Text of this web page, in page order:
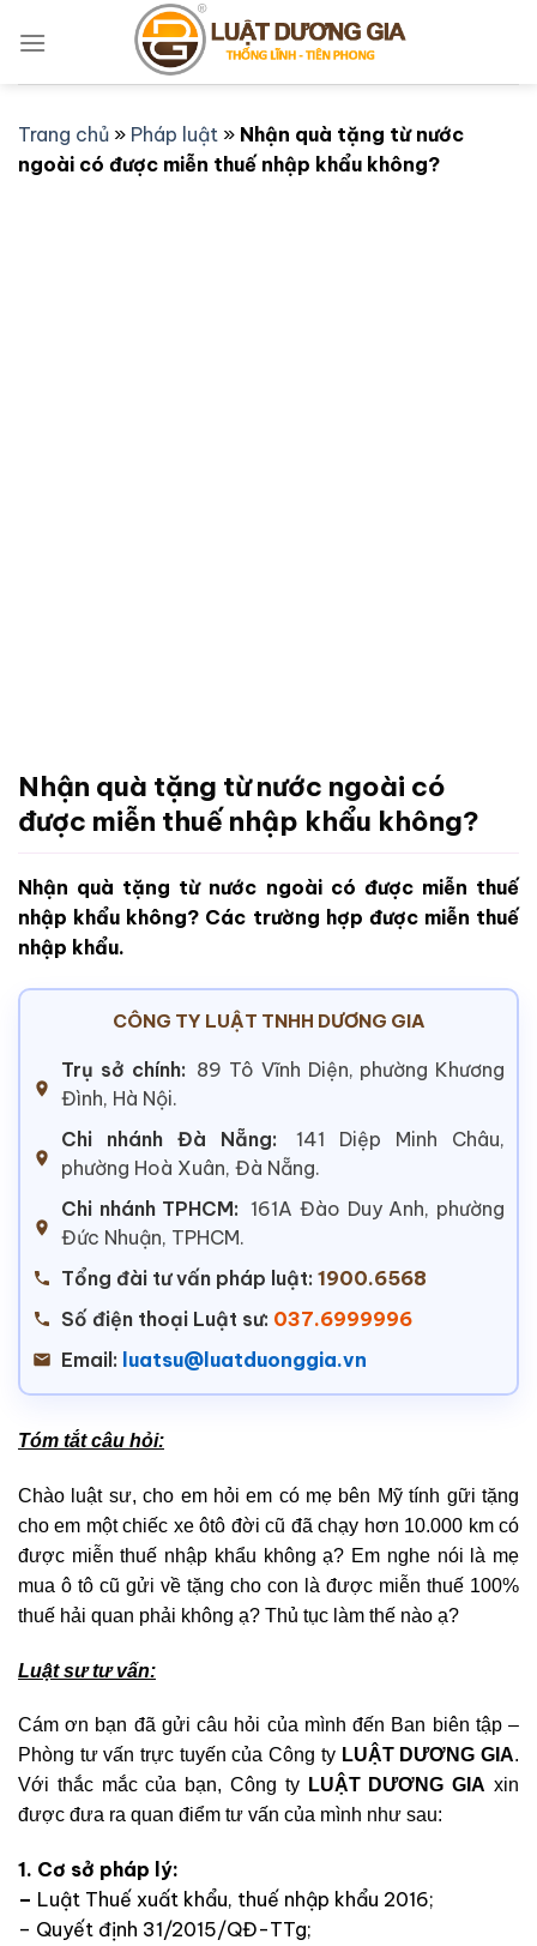
qua
Trang chủ » Pháp luật » Nhận quà tặng từ nước
ngoài có được miễn thuế nhập khẩu không?
Nhận quà tặng từ nước ngoài có
được miễn thuế nhập khẩu không?
Nhận quà tặng từ nước ngoài có được miễn thuế
nhập khẩu không? Các trường hợp được miễn thuế
nhập khẩu.
CÔNG TY LUẬT TNHH DƯƠNG GIA
Trụ sở chính: 89 Tô Vĩnh Diện, phường Khương
Đình, Hà Nội.
Chi nhánh Đà Nẵng:
141 Diệp Minh Châu,
phường Hoà Xuân, Đà Nẵng.
Chi nhánh TPHCM: 161A Đào Duy Anh, phường
Đức Nhuận, TPHCM.
Tổng đài tư vấn pháp luật: 1900.6568
Số điện thoại Luật sư: 037.6999996
Email: luatsu@luatduonggia.vn
Tóm tắt câu hỏi:
Chào luật sư, cho em hỏi em có mẹ bên Mỹ tính gữi tặng
cho em một chiếc xe ôtô đời cũ đã chạy hơn 10.000 km có
được miễn thuế nhập khẩu không ạ? Em nghe nói là mẹ
mua ô tô cũ gửi về tặng cho con là được miễn thuế 100%
thuế hải quan phải không ạ? Thủ tục làm thế nào ạ?
Luật sư tư vấn:
Cám ơn bạn đã gửi câu hỏi của mình đến Ban biên tập –
Phòng tư vấn trực tuyến của Công ty LUẬT DƯƠNG GIA.
Với thắc mắc của bạn, Công ty LUẬT DƯƠNG GIA xin
được đưa ra quan điểm tư vấn của mình như sau:
1. Cơ sở pháp lý:
– Luật Thuế xuất khẩu, thuế nhập khẩu 2016;
– Quyết định 31/2015/QĐ-TTg;